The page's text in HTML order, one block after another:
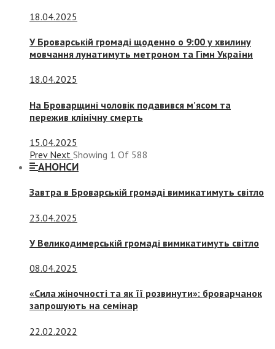
18.04.2025
У Броварській громаді щоденно о 9:00 у хвилину
мовчання лунатимуть метроном та Гімн України
18.04.2025
На Броварщині чоловік подавився м’ясом та
пережив клінічну смерть
15.04.2025
Prev Next Showing 1 Of 588
АНОНСИ
Завтра в Броварській громаді вимикатимуть світло
23.04.2025
У Великодимерській громаді вимикатимуть світло
08.04.2025
«Сила жіночності та як її розвинути»: броварчанок
запрошують на семінар
22.02.2022